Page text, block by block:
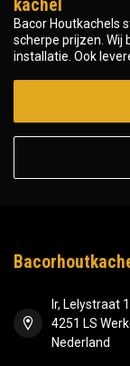
kachel
Bacor Houtkachels
scherpe prijzen. Wij
installatie. Ook
Ir, Lelystraat
4251 LS
Nederland